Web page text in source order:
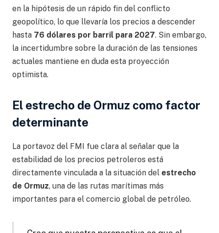
en la hipótesis de un rápido fin del conflicto
geopolítico, lo que llevaría los precios a descender
hasta 76 dólares por barril para 2027. Sin embargo,
la incertidumbre sobre la duración de las tensiones
actuales mantiene en duda esta proyección
optimista.
El estrecho de Ormuz como factor
determinante
La portavoz del FMI fue clara al señalar que la
estabilidad de los precios petroleros está
directamente vinculada a la situación del estrecho
de Ormuz, una de las rutas marítimas más
importantes para el comercio global de petróleo.